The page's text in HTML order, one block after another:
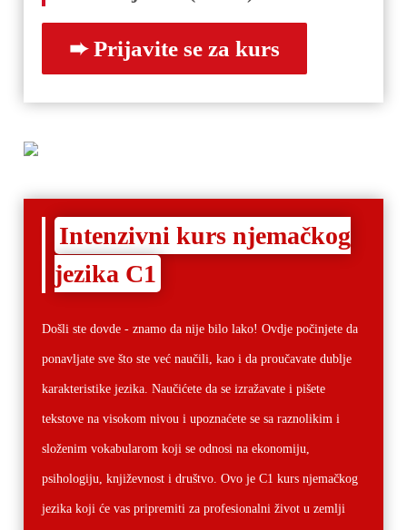
Intenzivni kurs njemačkog
jezika C1
Došli ste dovde - znamo da nije bilo lako! Ovdje počinjete da
ponavljate sve što ste već naučili, kao i da proučavate dublje
karakteristike jezika. Naučićete da se izražavate i pišete
tekstove na visokom nivou i upoznaćete se sa raznolikim i
složenim vokabularom koji se odnosi na ekonomiju,
psihologiju, književnost i društvo. Ovo je C1 kurs njemačkog
jezika koji će vas pripremiti za profesionalni život u zemlji